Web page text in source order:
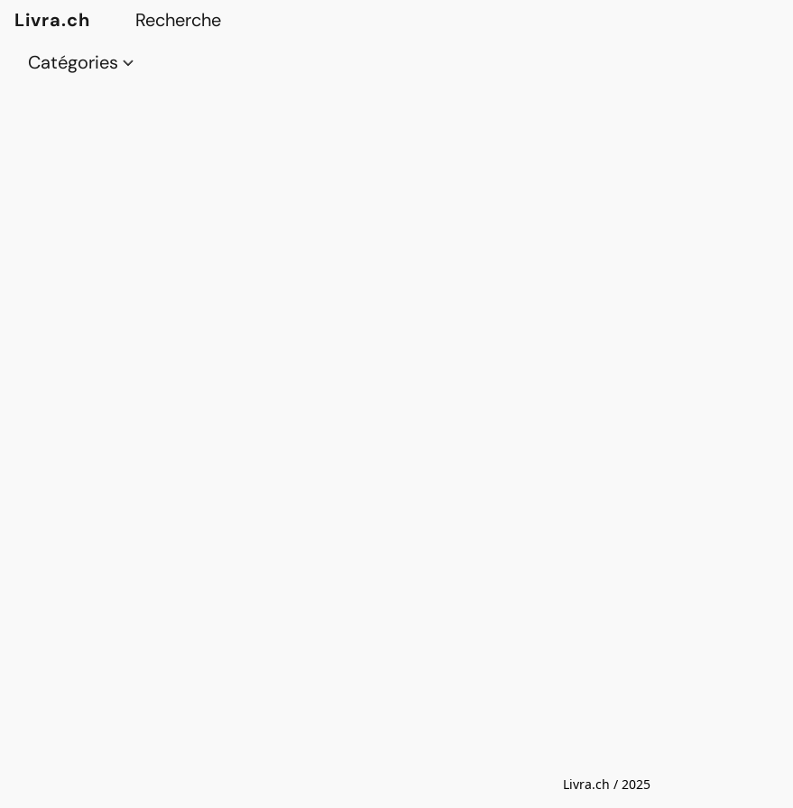
Livra.ch
Catégories
Livra.ch / 2025